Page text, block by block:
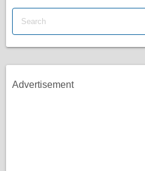
Advertisement